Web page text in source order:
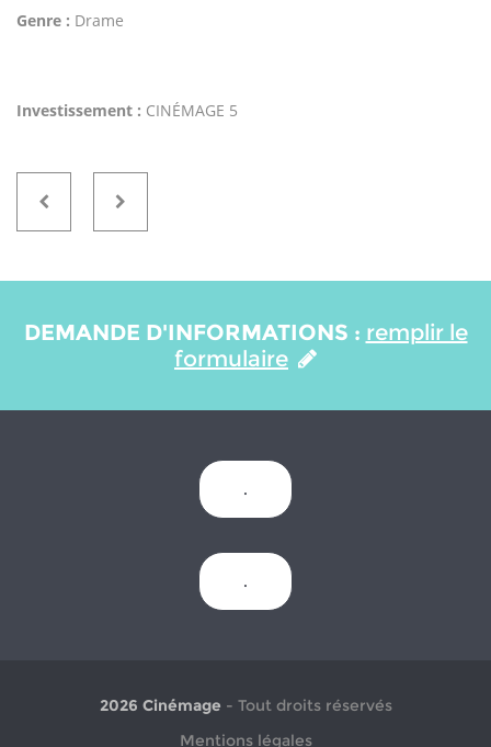
Genre : Drame
Investissement : CINÉMAGE 5
DEMANDE D'INFORMATIONS : remplir le
formulaire
.
.
2026 Cinémage - Tout droits réservés
Mentions légales